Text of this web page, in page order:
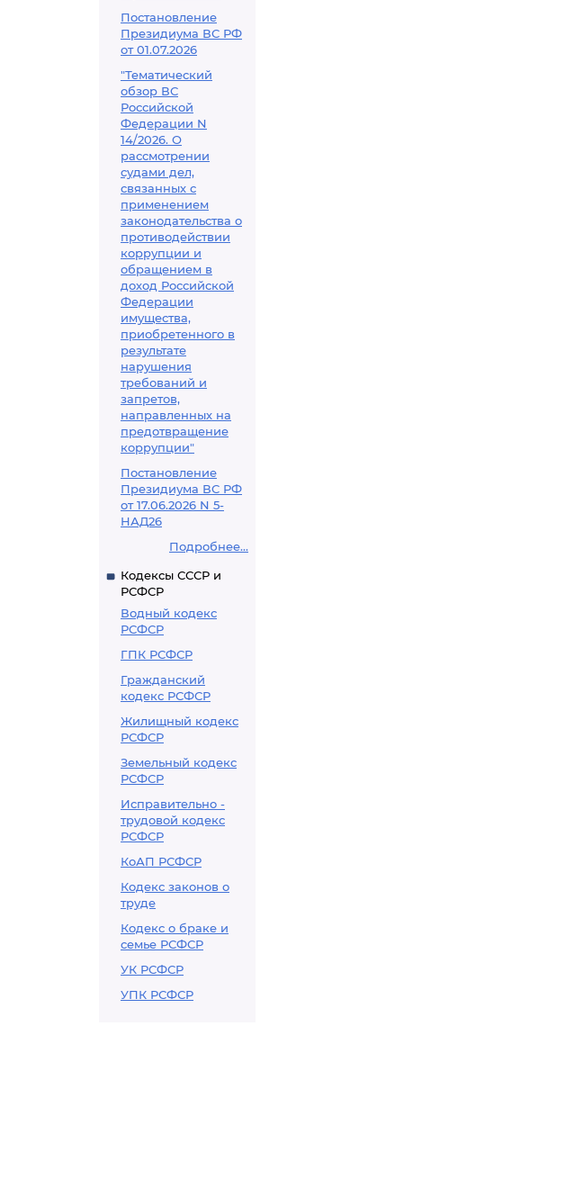
Постановление
Президиума ВС РФ
от 01.07.2026
"Тематический
обзор ВС
Российской
Федерации N
14/2026. О
рассмотрении
судами дел,
связанных с
применением
законодательства о
противодействии
коррупции и
обращением в
доход Российской
Федерации
имущества,
приобретенного в
результате
нарушения
требований и
запретов,
направленных на
предотвращение
коррупции"
Постановление
Президиума ВС РФ
от 17.06.2026 N 5-
НАД26
Подробнее...
Кодексы СССР и
РСФСР
Водный кодекс
РСФСР
ГПК РСФСР
Гражданский
кодекс РСФСР
Жилищный кодекс
РСФСР
Земельный кодекс
РСФСР
Исправительно -
трудовой кодекс
РСФСР
КоАП РСФСР
Кодекс законов о
труде
Кодекс о браке и
семье РСФСР
УК РСФСР
УПК РСФСР